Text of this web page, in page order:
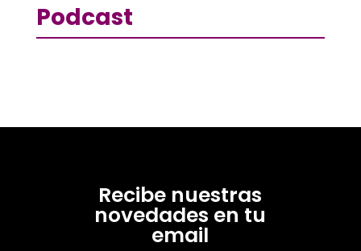
Podcast
Recibe nuestras
novedades en tu
email